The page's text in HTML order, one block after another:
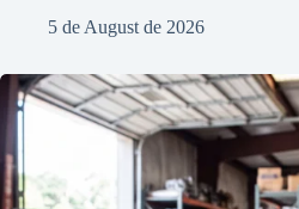
5 de August de 2026